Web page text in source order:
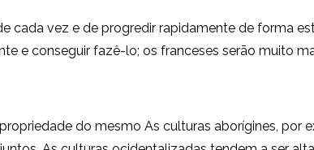
cada vez e de progredir rapidamente de forma
e conseguir fazê-lo; os franceses serão muito
do mesmo As culturas aborígines, por